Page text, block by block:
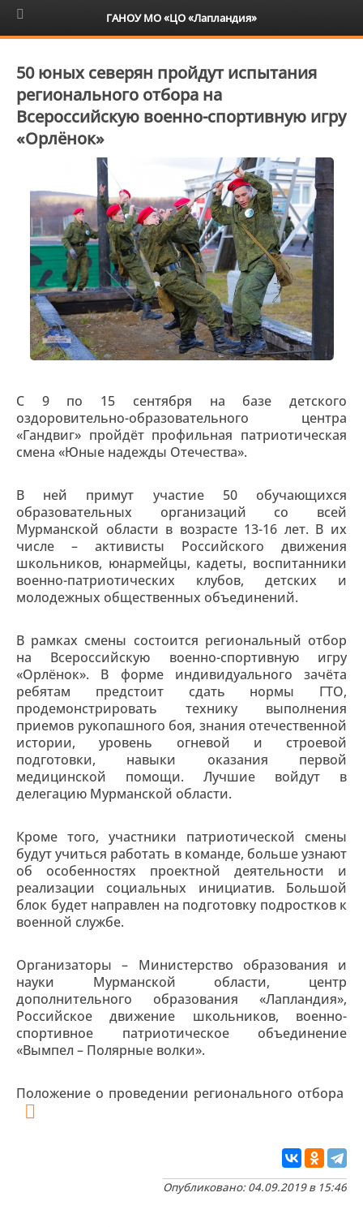
6+
50 юных северян пройдут испытания
регионального отбора на
Всероссийскую военно-спортивную игру
«Орлёнок»
С 9 по 15 сентября на базе детского
оздоровительно-образовательного центра
«Гандвиг» пройдёт профильная патриотическая
смена «Юные надежды Отечества».
В ней примут участие 50 обучающихся
образовательных организаций со всей
Мурманской области в возрасте 13-16 лет. В их
числе – активисты Российского движения
школьников, юнармейцы, кадеты, воспитанники
военно-патриотических клубов, детских и
молодежных общественных объединений.
В рамках смены состоится региональный отбор
на Всероссийскую военно-спортивную игру
«Орлёнок». В форме индивидуального зачёта
ребятам предстоит сдать нормы ГТО,
продемонстрировать технику выполнения
приемов рукопашного боя, знания отечественной
истории, уровень огневой и строевой
подготовки, навыки оказания первой
медицинской помощи. Лучшие войдут в
делегацию Мурманской области.
Кроме того, участники патриотической смены
будут учиться работать в команде, больше узнают
об особенностях проектной деятельности и
реализации социальных инициатив. Большой
блок будет направлен на подготовку подростков к
военной службе.
Организаторы – Министерство образования и
науки Мурманской области, центр
дополнительного образования «Лапландия»,
Российское движение школьников, военно-
спортивное патриотическое объединение
«Вымпел – Полярные волки».
Положение о проведении регионального отбора
Опубликовано: 04.09.2019 в 15:46
ГАНОУ МО «ЦО «Лапландия»